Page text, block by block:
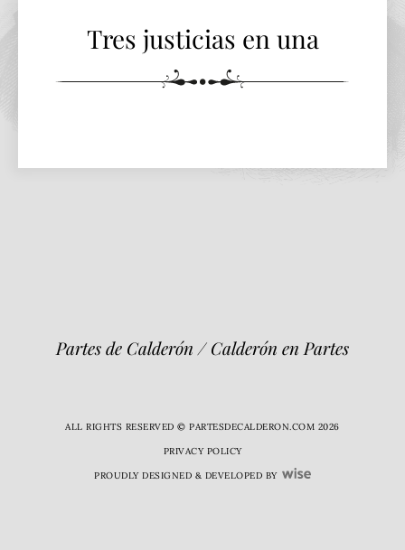
Tres justicias en una
Partes de Calderón / Calderón en Partes
ALL RIGHTS RESERVED © PARTESDECALDERON.COM 2026
PRIVACY POLICY
PROUDLY DESIGNED & DEVELOPED BY